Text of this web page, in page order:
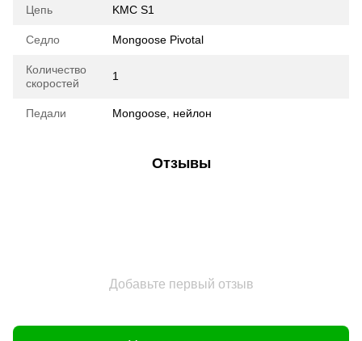
Цепь KMC S1
Седло Mongoose Pivotal
Количество
скоростей
1
Педали Mongoose, нейлон
Отзывы
Добавьте первый отзыв